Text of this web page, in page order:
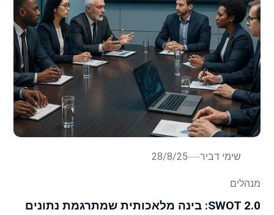
שימי דביר 28/8/25
מנהלים
SWOT 2.0: בינה מלאכותית שמתרגמת נתונים